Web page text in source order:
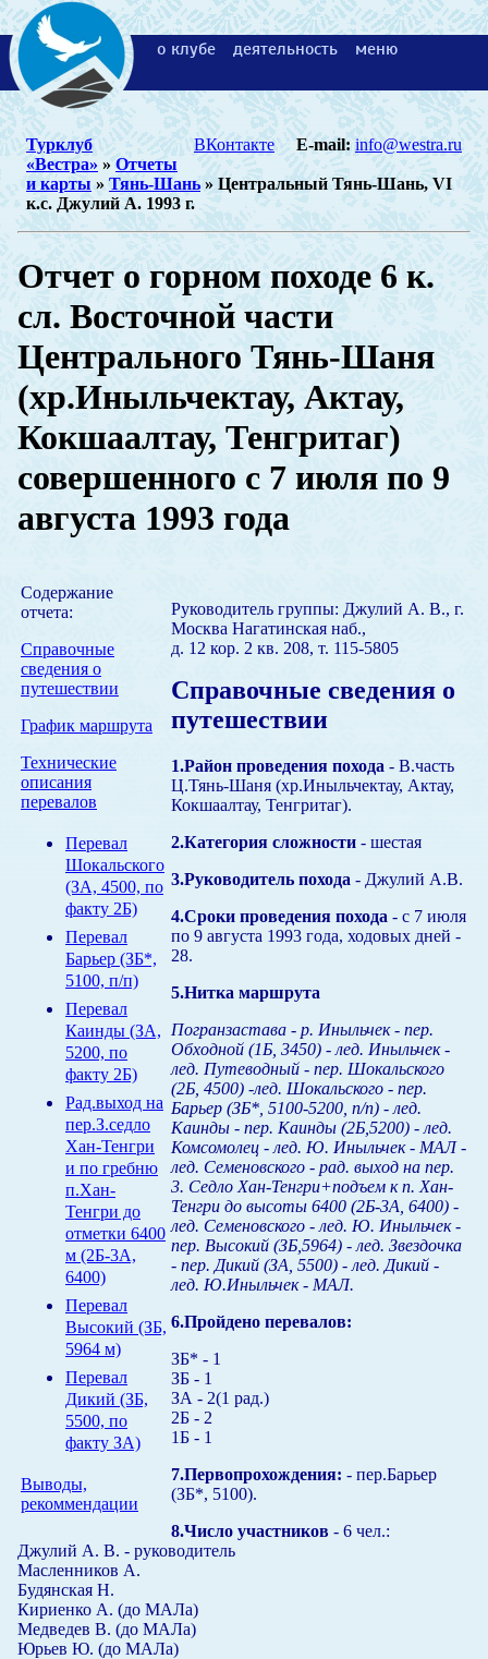
о клубе деятельность меню
ВКонтакте E-mail: info@westra.ru
Турклуб
«Вестра» » Отчеты
и карты » Тянь-Шань» Центральный Тянь-Шань, VI
к.с. Джулий А. 1993 г.
Отчет о горном походе 6 к.
сл. Восточной части
Центрального Тянь-Шаня
(хр.Иныльчектау, Актау,
Кокшаалтау, Тенгритаг)
совершенного с 7 июля по 9
августа 1993 года
Содержание
отчета:
Справочные
сведения о
путешествии
График маршрута
Технические
описания
перевалов
Перевал
Шокальского
(ЗА, 4500, по
факту 2Б)
Перевал
Барьер (ЗБ*,
5100, п/п)
Перевал
Каинды (ЗА,
5200, по
факту 2Б)
Рад.выход на
пер.З.седло
Хан-Тенгри
и по гребню
п.Хан-
Тенгри до
отметки 6400
м (2Б-3А,
6400)
Перевал
Высокий (ЗБ,
5964 м)
Перевал
Дикий (ЗБ,
5500, по
факту ЗА)
Выводы,
рекоммендации
Руководитель группы: Джулий А. В., г.
Москва Нагатинская наб.,
д. 12 кор. 2 кв. 208, т. 115-5805
Справочные сведения о
путешествии
1.Район проведения похода - В.часть
Ц.Тянь-Шаня (хр.Иныльчектау, Актау,
Кокшаалтау, Тенгритаг).
2.Категория сложности - шестая
3.Руководитель похода - Джулий А.В.
4.Сроки проведения похода - с 7 июля
по 9 августа 1993 года, ходовых дней -
28.
5.Нитка маршрута
Погранзастава - р. Иныльчек - пер.
Обходной (1Б, 3450) - лед. Иныльчек -
лед. Путеводный - пер. Шокальского
(2Б, 4500) -лед. Шокальского - пер.
Барьер (ЗБ*, 5100-5200, п/п) - лед.
Каинды - пер. Каинды (2Б,5200) - лед.
Комсомолец - лед. Ю. Иныльчек - МАЛ -
лед. Семеновского - рад. выход на пер.
3. Седло Хан-Тенгри+подъем к п. Хан-
Тенгри до высоты 6400 (2Б-3А, 6400) -
лед. Семеновского - лед. Ю. Иныльчек -
пер. Высокий (ЗБ,5964) - лед. Звездочка
- пер. Дикий (ЗА, 5500) - лед. Дикий -
лед. Ю.Иныльчек - МАЛ.
6.Пройдено перевалов:
ЗБ* - 1
ЗБ - 1
ЗА - 2(1 рад.)
2Б - 2
1Б - 1
7.Первопрохождения: - пер.Барьер
(ЗБ*, 5100).
8.Число участников - 6 чел.:
Джулий А. В. - руководитель
Масленников А.
Будянская Н.
Кириенко А. (до МАЛа)
Медведев В. (до МАЛа)
Юрьев Ю. (до МАЛа)